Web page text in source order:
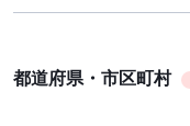
都道府県・市区町村